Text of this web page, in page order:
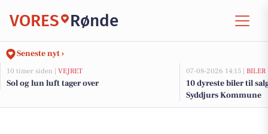
VORES Rønde
Seneste nyt ›
10 timer siden | VEJRET
Sol og lun luft tager over
07-08-2026 14:15 | BILER
10 dyreste biler til
Syddjurs Kommune